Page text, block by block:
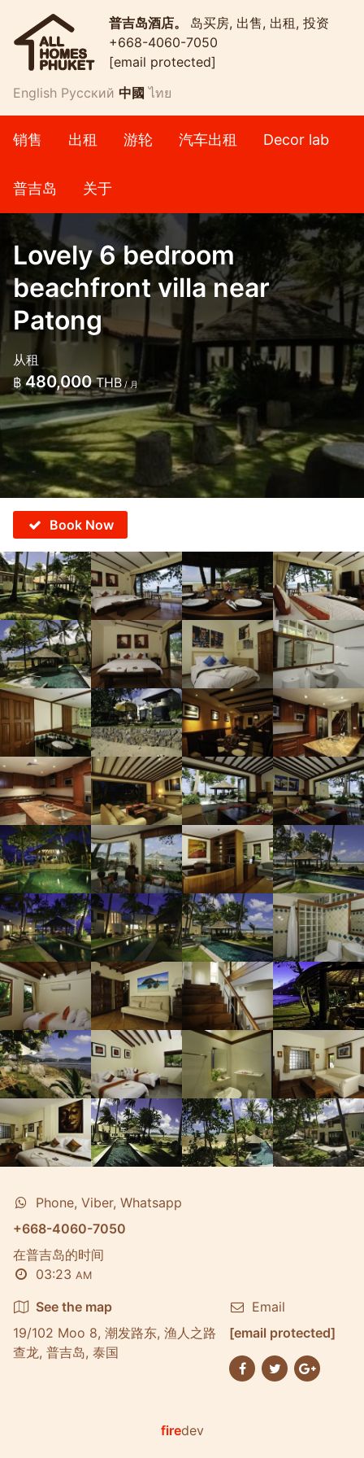
普吉岛酒店。 岛买房, 出售, 出租, 投资
+668-4060-7050
[email protected]
English Русский 中國 ไทย
销售 出租 游轮 汽车出租 Decor lab
普吉岛 关于
Lovely 6 bedroom
beachfront villa near
Patong
从租
฿ 480,000THB/ 月
Book Now
Phone, Viber, Whatsapp
+668-4060-7050
在普吉岛的时间
03:23 AM
See the map
19/102 Moo 8, 潮发路东, 渔人之路
查龙, 普吉岛, 泰国
Email
[email protected]
firedev